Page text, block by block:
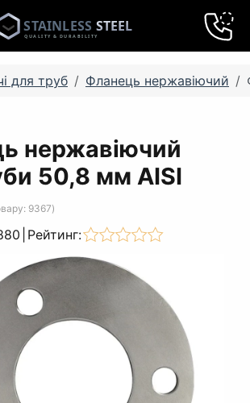
для труб Фланець нержавіючий
нержавіючий
50,8 мм AISI
9367)
Рейтинг: